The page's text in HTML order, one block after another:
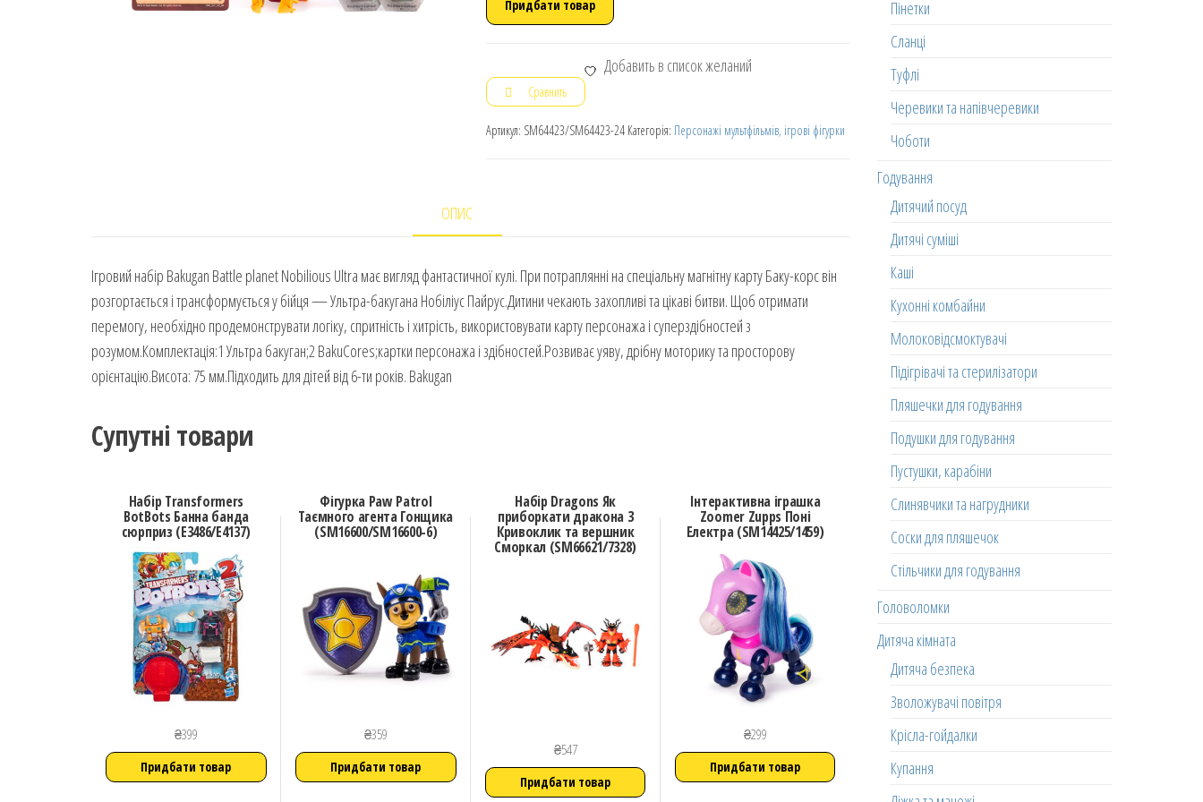
Придбати товар
Добавить в список желаний
Сравнить
Артикул: SM64423/SM64423-24 Категорія: Персонажі мультфільмів, ігрові фігурки
ОПИС
Ігровий набір Bakugan Battle planet Nobilious Ultra має вигляд фантастичної кулі. При потраплянні на спеціальну магнітну карту Баку-корс він
розгортається і трансформується у бійця — Ультра-бакугана Нобіліус Пайрус.Дитини чекають захопливі та цікаві битви. Щоб отримати
перемогу, необхідно продемонструвати логіку, спритність і хитрість, використовувати карту персонажа і суперздібностей з
розумом.Комплектація:1 Ультра бакуган;2 BakuCores;картки персонажа і здібностей.Розвиває уяву, дрібну моторику та просторову
орієнтацію.Висота: 75 мм.Підходить для дітей від 6-ти років. Bakugan
Супутні товари
Набір Transformers
BotBots Банна банда
сюрприз (E3486/E4137)
₴399
Придбати товар
Фігурка Paw Patrol
Таємного агента Гонщика
(SM16600/SM16600-6)
₴359
Придбати товар
Набір Dragons Як
приборкати дракона 3
Кривоклик та вершник
Сморкал (SM66621/7328)
₴547
Придбати товар
Інтерактивна іграшка
Zoomer Zupps Поні
Електра (SM14425/1459)
₴299
Придбати товар
Пінетки
Сланці
Туфлі
Черевики та напівчеревики
Чоботи
Годування
Дитячий посуд
Дитячі суміші
Каші
Кухонні комбайни
Молоковідсмоктувачі
Підігрівачі та стерилізатори
Пляшечки для годування
Подушки для годування
Пустушки, карабіни
Слинявчики та нагрудники
Соски для пляшечок
Стільчики для годування
Головоломки
Дитяча кімната
Дитяча безпека
Зволожувачі повітря
Крісла-гойдалки
Купання